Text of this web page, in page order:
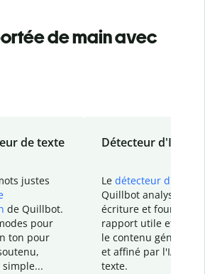
de main avec
de texte
justes
de Quillbot.
pour
ton pour
Détecteur d'IA
Le détecteur d'IA
Quillbot analyse votre
écriture et fournit un
rapport utile et
le contenu généré
et affiné par l'IA
texte.